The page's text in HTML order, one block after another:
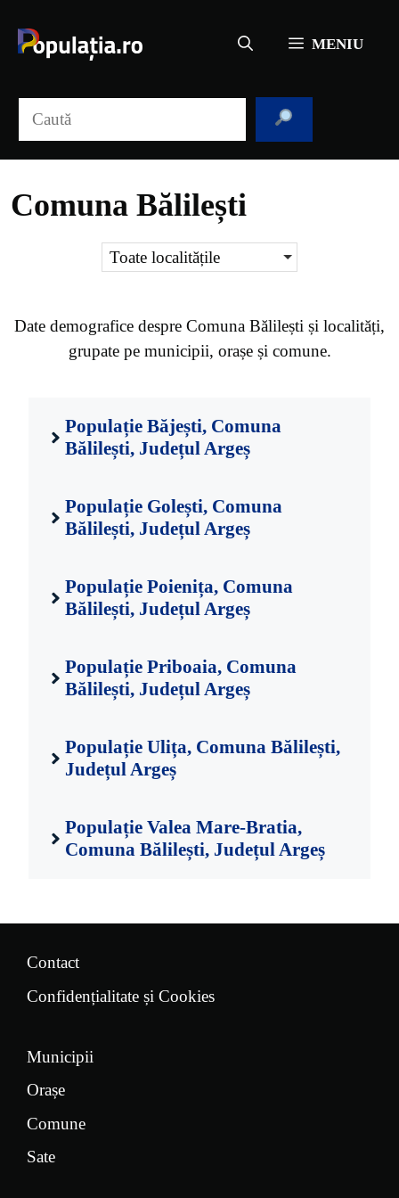
conținut
MENIU
Comuna Bălilești
Toate localitățile
Date demografice despre Comuna Bălilești și localități,
grupate pe municipii, orașe și comune.
Populație Băjești, Comuna
Bălilești, Județul Argeș
Populație Golești, Comuna
Bălilești, Județul Argeș
Populație Poienița, Comuna
Bălilești, Județul Argeș
Populație Priboaia, Comuna
Bălilești, Județul Argeș
Populație Ulița, Comuna Bălilești,
Județul Argeș
Populație Valea Mare-Bratia,
Comuna Bălilești, Județul Argeș
Contact
Confidențialitate și Cookies
Municipii
Orașe
Comune
Sate